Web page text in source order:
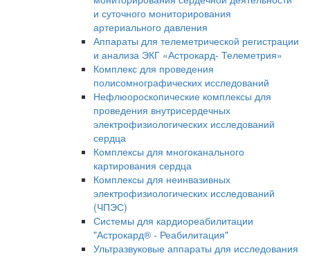
и суточного мониторирования
артериального давления
Аппараты для телеметрической регистрации
и анализа ЭКГ «Астрокард- Телеметрия»
Комплекс для проведения
полисомнографических исследований
Нефлюороскопические комплексы для
проведения внутрисердечных
электрофизиологических исследований
сердца
Комплексы для многоканального
картирования сердца
Комплексы для неинвазивных
электрофизиологических исследований
(ЧПЭС)
Системы для кардиореабилитации
"Астрокард® - Реабилитация"
Ультразвуковые аппараты для исследования